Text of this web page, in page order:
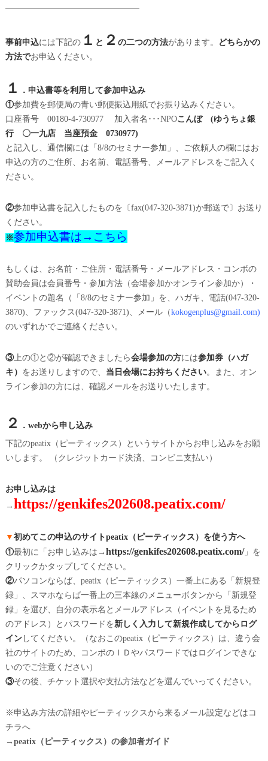
━━━━━━━━━━━━━━━━
事前申込には下記の１ と ２ の二つの方法があります。
どちらかの
方法でお申込ください。
１
．申込書等を利用して参加申込み
①参加費を郵便局の青い郵便振込用紙でお振り込みください。
口座番号 00180-4-730977 加入者名･･･NPOこんぼ (ゆうちょ銀
行 〇一九店 当座預金 0730977)
と記入し、通信欄には「8/8のセミナー参加」、ご依頼人の欄にはお
申込の方のご住所、お名前、電話番号、メールアドレスをご記入く
ださい。
②参加申込書を記入したものを〔fax(047-320-3871)か郵送で〕お送り
ください。
※参加申込書は→ こちら
もしくは、お名前・ご住所・電話番号・メールアドレス・コンボの
賛助会員は会員番号・参加方法（会場参加かオンライン参加か）・
イベントの題名（「8/8のセミナー参加」を、ハガキ、電話(047-320-
3870)、ファックス(047-320-3871)、メール（kokogenplus@gmail.com)
のいずれかでご連絡ください。
③上の①と②が確認できましたら会場参加の方には参加券（ハガ
キ） をお送りしますので、 当日会場にお持ちください。また、オン
ライン参加の方には、確認メールをお送りいたします。
２ ． webから申し込み
下記のpeatix（ピーティックス）というサイトからお申し込みをお願
いします。 （クレジットカード決済、コンビニ支払い）
お申し込みは
→ https://genkifes202608.peatix.com/
▼ 初めてこの申込のサイトpeatix（ピーティックス）を使う方へ
①最初に「お申し込みは→ https://genkifes202608.peatix.com/」を
クリックかタップしてください。
②パソコンならば、peatix（ピーティックス）一番上にある「 新規登
録」、スマホならば一番上の三本線のメニューボタンから「 新規登
録」を選び、自分の表示名とメールアドレス（イベントを見るため
のアドレス）とパスワードを新しく入力して新規作成してからログ
インしてください。（なおこのpeatix（ピーティックス）は、違う会
社のサイトのため、コンボのＩＤやパスワードではログインできな
いのでご注意ください）
③その後、チケット選択や支払方法などを選んでいってください。
※申込み方法の詳細やピーティックスから来るメール設定などはコ
チラへ
→ peatix（ピーティックス）の参加者ガイド